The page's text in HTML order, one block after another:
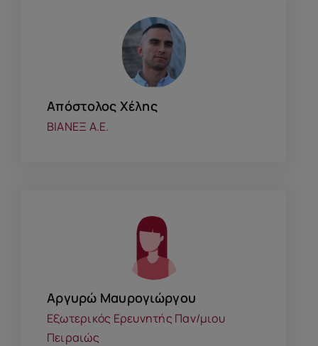
Απόστολος Χέλης
ΒΙΑΝΕΞ Α.Ε.
Αργυρώ Μαυρογιώργου
Εξωτερικός Ερευνητής Παν/μιου
Πειραιώς